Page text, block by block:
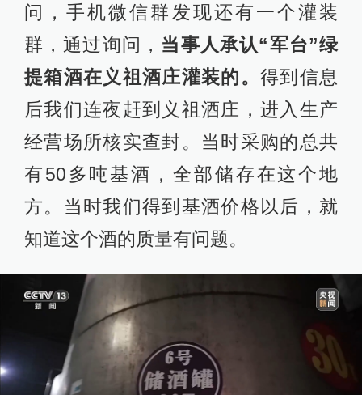
问，手机微信群发现还有一个灌装
群，通过询问， 当事人承认“军台”绿
提箱酒在义祖酒庄灌装的。得到信息
后我们连夜赶到义祖酒庄，进入生产
经营场所核实查封。当时采购的总共
有50多吨基酒，全部储存在这个地
方。当时我们得到基酒价格以后，就
知道这个酒的质量有问题。